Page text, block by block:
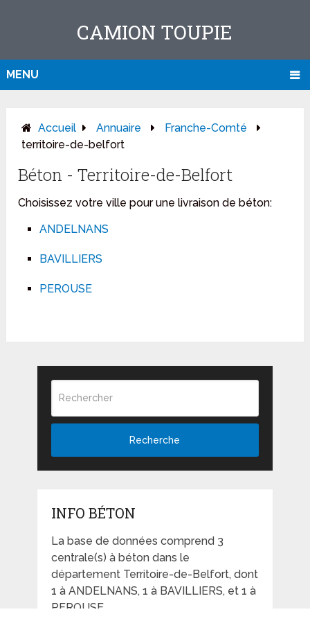
CAMION TOUPIE
MENU
Accueil Annuaire
Franche-Comté
territoire-de-belfort
Béton - Territoire-de-Belfort
Choisissez votre ville pour une livraison de béton:
ANDELNANS
BAVILLIERS
PEROUSE
Recherche
INFO BÉTON
La base de données comprend 3
centrale(s) à béton dans le
département Territoire-de-Belfort, dont
1 à ANDELNANS, 1 à BAVILLIERS, et 1 à
PEROUSE.